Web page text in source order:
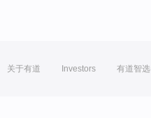
关于有道 Investors 有道智选